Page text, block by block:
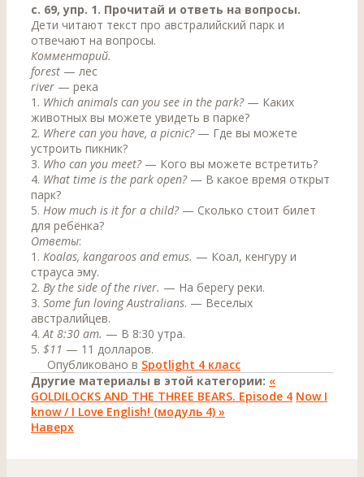
с. 69, упр. 1. Прочитай и ответь на вопросы.
Дети читают текст про австралийский парк и
отвечают на вопросы.
Комментарий.
forest — лес
river — река
1. Which animals can you see in the park?— Каких
животных вы можете увидеть в парке?
2. Where can you have, a picnic?— Где вы можете
устроить пикник?
3. Who can you meet?— Кого вы можете встретить?
4. What time is the park open?— В какое время открыт
парк?
5. How much is it for a child?— Сколько стоит билет
для ребёнка?
Ответы:
1. Koalas, kangaroos and emus. — Коал, кенгуру и
страуса эму.
2. By the side of the river. — На берегу реки.
3. Some fun loving Australians. — Веселых
австралийцев.
4.At 8:30 am. — В 8:30 утра.
5. $11 — 11 долларов.
Опубликовано в Spotlight 4 класс
Другие материалы в этой категории: «
GOLDILOCKS AND THE THREE BEARS. Episode 4 Now I
know / I Love English! (модуль 4) »
Наверх